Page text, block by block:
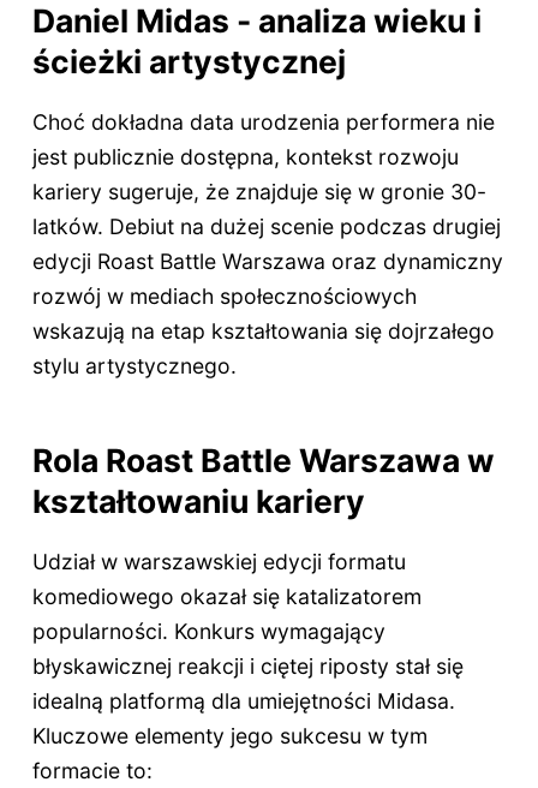
Daniel Midas - analiza wieku i
ścieżki artystycznej
Choć dokładna data urodzenia performera nie
jest publicznie dostępna, kontekst rozwoju
kariery sugeruje, że znajduje się w gronie 30-
latków. Debiut na dużej scenie podczas drugiej
edycji Roast Battle Warszawa oraz dynamiczny
rozwój w mediach społecznościowych
wskazują na etap kształtowania się dojrzałego
stylu artystycznego.
Rola Roast Battle Warszawa w
kształtowaniu kariery
Udział w warszawskiej edycji formatu
komediowego okazał się katalizatorem
popularności. Konkurs wymagający
błyskawicznej reakcji i ciętej riposty stał się
idealną platformą dla umiejętności Midasa.
Kluczowe elementy jego sukcesu w tym
formacie to: